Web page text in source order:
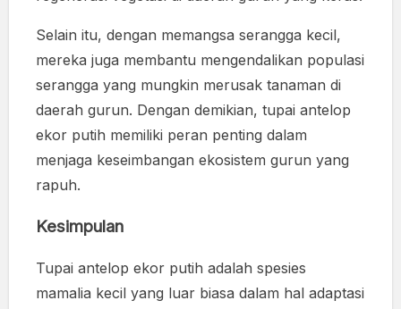
Selain itu, dengan memangsa serangga kecil,
mereka juga membantu mengendalikan populasi
serangga yang mungkin merusak tanaman di
daerah gurun. Dengan demikian, tupai antelop
ekor putih memiliki peran penting dalam
menjaga keseimbangan ekosistem gurun yang
rapuh.
Kesimpulan
Tupai antelop ekor putih adalah spesies
mamalia kecil yang luar biasa dalam hal adaptasi